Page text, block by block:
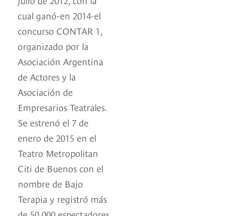
cual ganó-en 2014-el
concurso CONTAR 1,
organizado por la
Asociación Argentina
de Actores y la
Asociación de
Empresarios Teatrales.
Se estrenó el 7 de
enero de 2015 en el
Teatro Metropolitan
Citi de Buenos con el
nombre de Bajo
Terapia y registró más